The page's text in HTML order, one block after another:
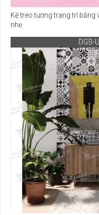
Kệ treo tường trang trí bằng
nhẹ